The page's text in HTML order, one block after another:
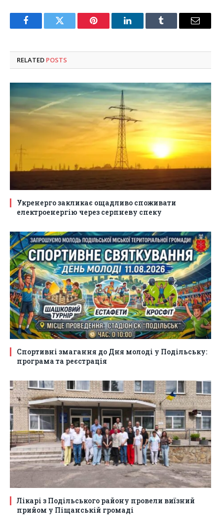
FacebookTwitter Pinterest LinkedInTumblr Email
RELATED POSTS
Укренерго закликає ощадливо споживати
електроенергію через серпневу спеку
Спортивні змагання до Дня молоді у Подільську:
програма та реєстрація
Лікарі з Подільського району провели виїзний
прийом у Піщанській громаді